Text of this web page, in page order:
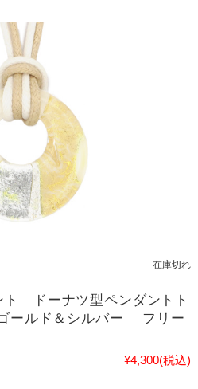
在庫切れ
ト ドーナツ型ペンダントト
ールド＆シルバー フリー
¥4,300(税込)